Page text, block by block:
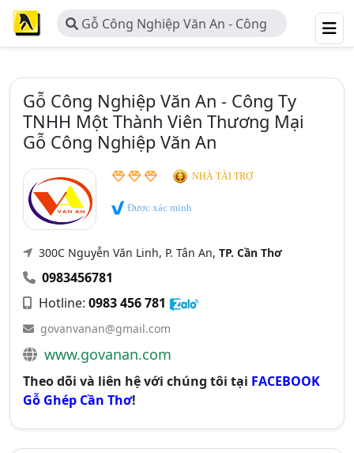
Gỗ Công Nghiệp Văn An - Công
Ty TNHH Một Thành Viên Thương
Gỗ Công Nghiệp Văn An - Công Ty
TNHH Một Thành Viên Thương Mại
Gỗ Công Nghiệp Văn An
NHÀ TÀI TRỢ
Được xác minh
300C Nguyễn Văn Linh, P. Tân An, TP. Cần Thơ
0983456781
Hotline: 0983 456 781
govanvanan@gmail.com
www.govanan.com
Theo dõi và liên hệ với chúng tôi tại FACEBOOK
Gỗ Ghép Cần Thơ!